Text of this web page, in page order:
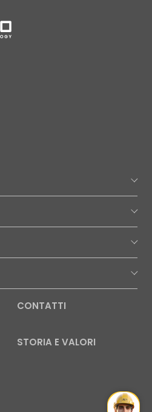
CONTATTI
STORIA E VALORI
Mr